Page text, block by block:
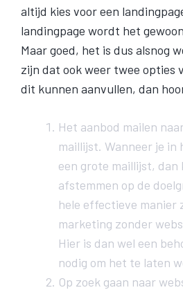
altijd kies voor een
landingpage wordt het
Maar goed, het is dus alsnog
zijn dat ook weer twee opties
dit kunnen aanvullen, dan
Het aanbod mailen
maillijst. Wanneer je
een grote maillijst, dan
afstemmen op de
hele effectieve manier
marketing zonder
Hier is dan wel een
nodig om het te laten
Op zoek gaan naar